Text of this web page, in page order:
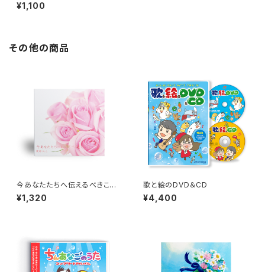
¥1,100
その他の商品
今あなたたちへ伝えるべきこと
e.p.
¥1,320
歌と絵のDVD＆CD
¥4,400